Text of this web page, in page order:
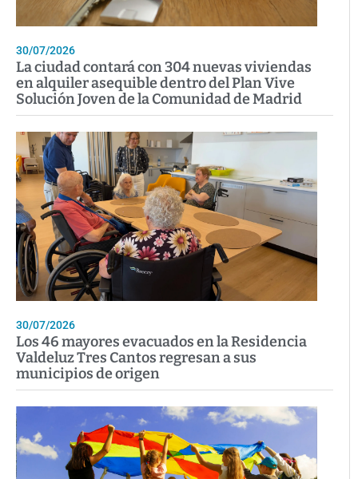
30/07/2026
La ciudad contará con 304 nuevas viviendas
en alquiler asequible dentro del Plan Vive
Solución Joven de la Comunidad de Madrid
30/07/2026
Los 46 mayores evacuados en la Residencia
Valdeluz Tres Cantos regresan a sus
municipios de origen